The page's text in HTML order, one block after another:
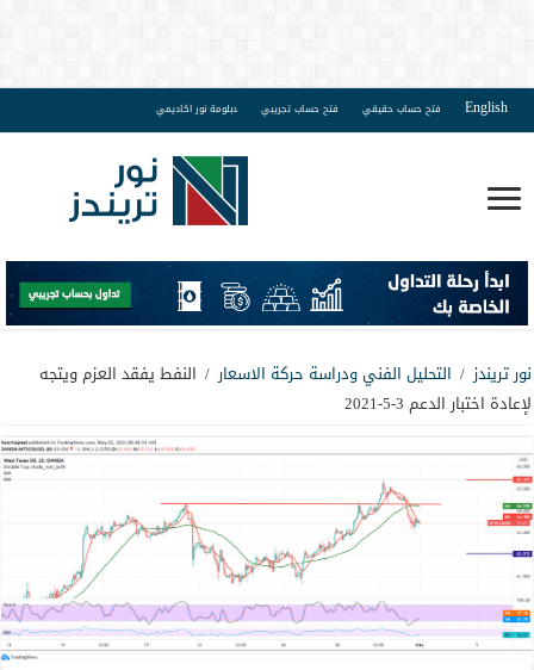
English فتح حساب حقيقي فتح حساب تجريبي دبلومة نور اكاديمي
نور تريندز / التحليل الفني ودراسة حركة الاسعار / النفط يفقد العزم ويتجه
لإعادة اختبار الدعم 3-5-2021